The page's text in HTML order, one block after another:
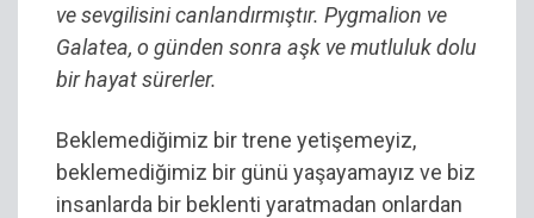
ve sevgilisini canlandırmıştır. Pygmalion ve
Galatea, o günden sonra aşk ve mutluluk dolu
bir hayat sürerler.
Beklemediğimiz bir trene yetişemeyiz,
beklemediğimiz bir günü yaşayamayız ve biz
insanlarda bir beklenti yaratmadan onlardan